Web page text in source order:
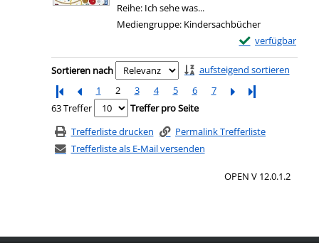
Reihe: Ich sehe was...
Mediengruppe: Kindersachbücher
verfügbar
Exemplar-
Zum Download
Zu den Suchfiltern springen
Sortieren nach
aufsteigend sortieren
1
2 3 4 5 6 7
Letzte Seite
63 Treffer
Treffer pro Seite
Trefferliste drucken
Permalink Trefferliste
Trefferliste als E-Mail versenden
OPEN V 12.0.1.2